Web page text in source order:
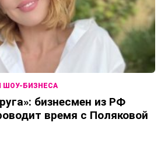
ШОУ-БИЗНЕСА
бизнесмен из РФ
время с Поляковой